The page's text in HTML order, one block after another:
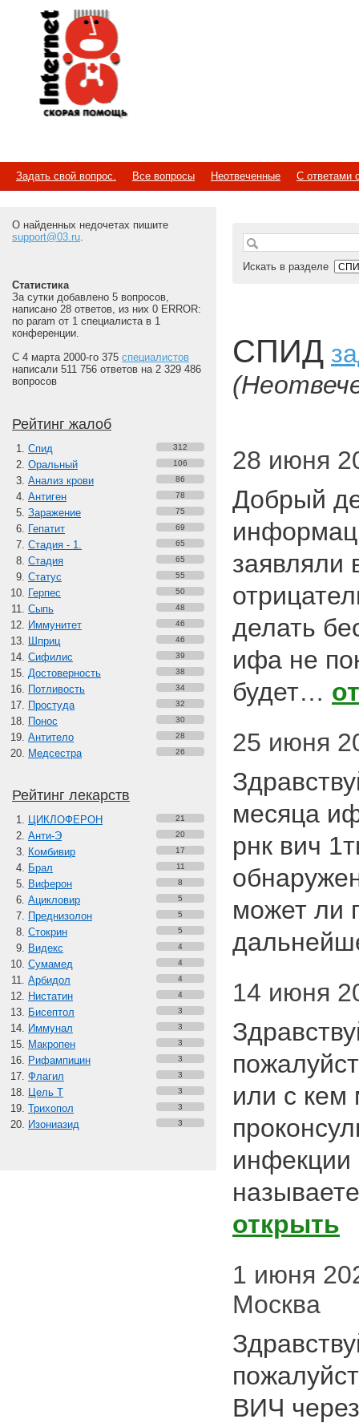
Internet
Скорая помощь
Задать свой вопрос. Все вопросы Неотвеченные С ответами
О найденных недочетах пишите
support@03.ru.
Статистика
За сутки добавлено 5 вопросов,
написано 28 ответов, из них 0 ERROR:
no param от 1 специалиста в 1
конференции.
С 4 марта 2000-го 375 специалистов
написали 511 756 ответов на 2 329 486
вопросов
Рейтинг жалоб
Спид 312
Оральный 106
Анализ крови 86
Антиген 78
Заражение 75
Гепатит 69
Стадия - 1. 65
Стадия 65
Статус 55
Герпес 50
Сыпь 48
Иммунитет 46
Шприц 46
Сифилис 39
Достоверность 38
Потливость 34
Простуда 32
Понос 30
Антитело 28
Медсестра 26
Рейтинг лекарств
ЦИКЛОФЕРОН 21
Анти-Э 20
Комбивир 17
Брал 11
Виферон 8
Ацикловир 5
Преднизолон 5
Стокрин 5
Видекс 4
Сумамед 4
Арбидол 4
Нистатин 4
Бисептол 3
Иммунал 3
Макропен 3
Рифампицин 3
Флагил 3
Цель Т 3
Трихопол 3
Изониазид 3
Искать в разделе
СПИД
28 июня
Добрый
заявляли
делать
ифа не
будет…
25 июня
месяца
рнк вич
может ли
14 июня
или с кем
инфекции
открыть
1 июня
Москва
ВИЧ